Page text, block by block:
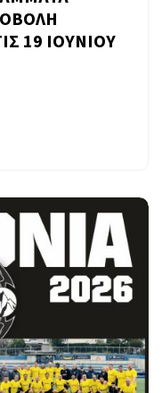
19 ΙΟΥΝΙΟΥ